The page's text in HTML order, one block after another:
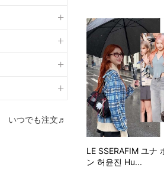
いつでも注文♬
LE SSERAFIM ユナ
ン 허윤진 Hu...